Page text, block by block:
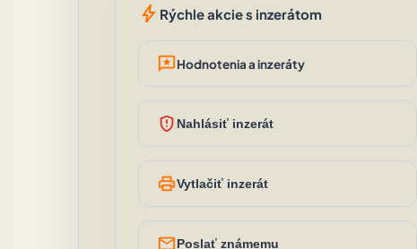
bolt Rýchle akcie s inzerátom
reviewsHodnotenia a inzeráty
gpp_maybe Nahlásiť inzerát
printVytlačiť inzerát
mail_outlinePoslať známemu